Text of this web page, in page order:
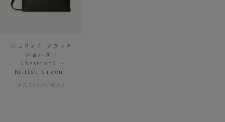
シュリンク クラッチ
ショルダー
《Session》 -
British Green -
47,300円(税込)